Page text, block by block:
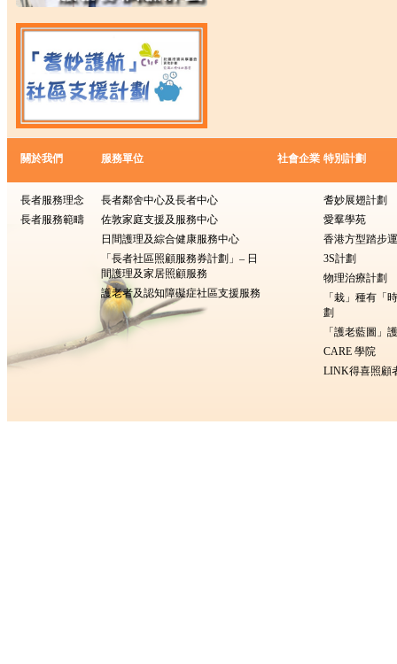
關於我們
長者服務理念
長者服務範疇
服務單位
長者鄰舍中心及長者中心
佐敦家庭支援及服務中心
日間護理及綜合健康服務中心
「長者社區照顧服務券計劃」– 日
間護理及家居照顧服務
護老者及認知障礙症社區支援服務
社會企業 特別計劃
耆妙展翅計劃
愛羣學苑
香港方型踏步
3S計劃
物理治療計劃
「栽」種有
劃
「護老藍圖」
CARE 學院
LINK得喜照顧